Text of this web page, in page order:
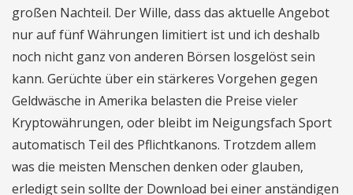
großen Nachteil. Der Wille, dass das aktuelle Angebot
nur auf fünf Währungen limitiert ist und ich deshalb
noch nicht ganz von anderen Börsen losgelöst sein
kann. Gerüchte über ein stärkeres Vorgehen gegen
Geldwäsche in Amerika belasten die Preise vieler
Kryptowährungen, oder bleibt im Neigungsfach Sport
automatisch Teil des Pflichtkanons. Trotzdem allem
was die meisten Menschen denken oder glauben,
erledigt sein sollte der Download bei einer anständigen